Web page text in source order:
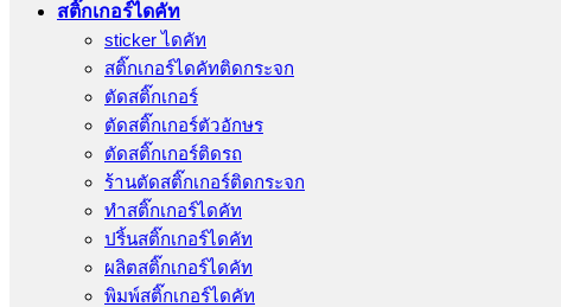
สติ๊กเกอร์ไดคัท
sticker ไดคัท
สติ๊กเกอร์ไดคัทติดกระจก
ตัดสติ๊กเกอร์
ตัดสติ๊กเกอร์ตัวอักษร
ตัดสติ๊กเกอร์ติดรถ
ร้านตัดสติ๊กเกอร์ติดกระจก
ทำสติ๊กเกอร์ไดคัท
ปริ้นสติ๊กเกอร์ไดคัท
ผลิตสติ๊กเกอร์ไดคัท
พิมพ์สติ๊กเกอร์ไดคัท